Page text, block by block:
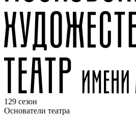
129 сезон
Основатели театра